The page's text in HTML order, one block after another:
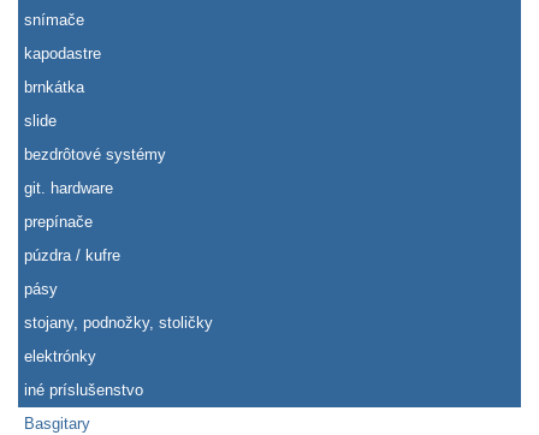
snímače
kapodastre
brnkátka
slide
bezdrôtové systémy
git. hardware
prepínače
púzdra / kufre
pásy
stojany, podnožky, stoličky
elektrónky
iné príslušenstvo
Basgitary